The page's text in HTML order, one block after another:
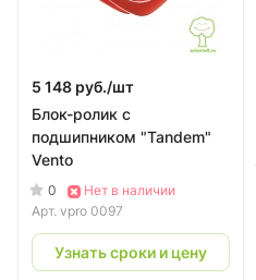
5 148 руб./шт
Блок-ролик с
подшипником "Tandem"
Vento
0
Нет в наличии
Арт. vpro 0097
Узнать сроки и цену